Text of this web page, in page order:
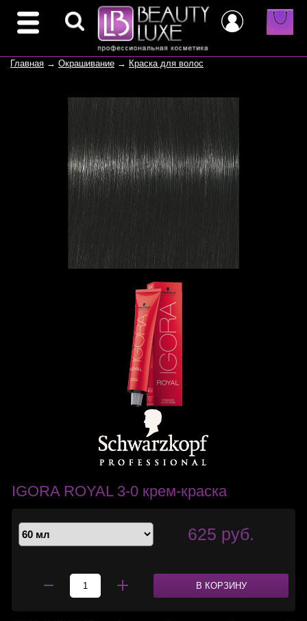
Главная → Окрашивание → Краска для волос
IGORA ROYAL 3-0 крем-краска
625 руб.
В КОРЗИНУ